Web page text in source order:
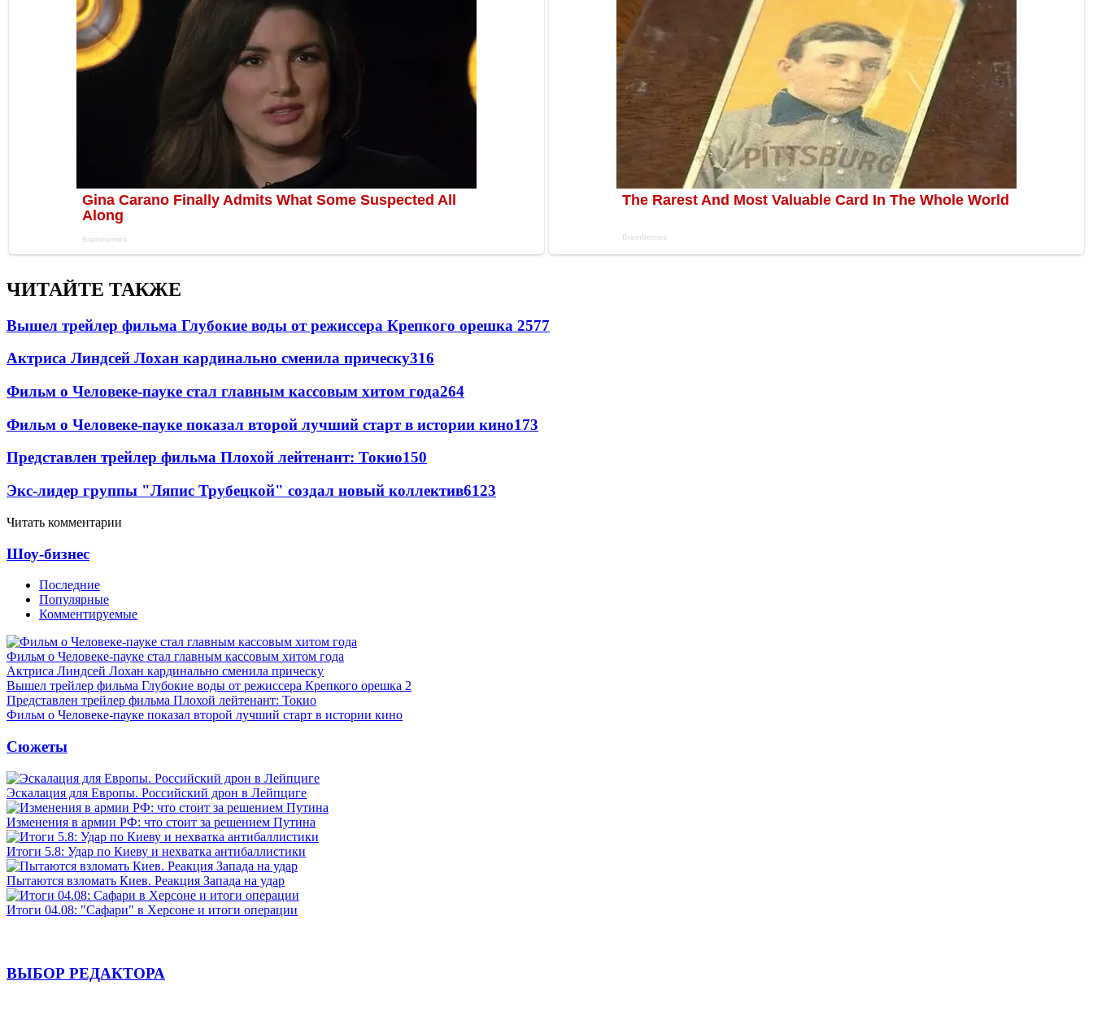
ЧИТАЙТЕ ТАКЖЕ
Вышел трейлер фильма Глубокие воды от режиссера Крепкого орешка 2577
Актриса Линдсей Лохан кардинально сменила прическу316
Фильм о Человеке-пауке стал главным кассовым хитом года264
Фильм о Человеке-пауке показал второй лучший старт в истории кино173
Представлен трейлер фильма Плохой лейтенант: Токио150
Экс-лидер группы "Ляпис Трубецкой" создал новый коллектив6123
Читать комментарии
Шоу-бизнес
Последние
Популярные
Комментируемые
Фильм о Человеке-пауке стал главным кассовым хитом года
Актриса Линдсей Лохан кардинально сменила прическу
Вышел трейлер фильма Глубокие воды от режиссера Крепкого орешка 2
Представлен трейлер фильма Плохой лейтенант: Токио
Фильм о Человеке-пауке показал второй лучший старт в истории кино
Сюжеты
Эскалация для Европы. Российский дрон в Лейпциге
Изменения в армии РФ: что стоит за решением Путина
Итоги 5.8: Удар по Киеву и нехватка антибаллистики
Пытаются взломать Киев. Реакция Запада на удар
Итоги 04.08: "Сафари" в Херсоне и итоги операции
ВЫБОР РЕДАКТОРА